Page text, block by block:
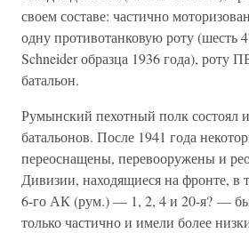
своем составе: частично
одну противотанковую роту (шесть
Schneider образца 1936 года), роту
батальон.
Румынский пехотный полк состоял
батальонов. После 1941 года
переоснащены, перевооружены и
Дивизии, находящиеся на фронте, в
6-го АК (рум.) — 1, 2, 4 и 20-я? —
только частично и имели более